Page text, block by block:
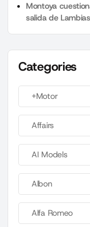
Montoya
salida de
Categories
+Motor
Affairs
AI Models
Albon
Alfa Romeo